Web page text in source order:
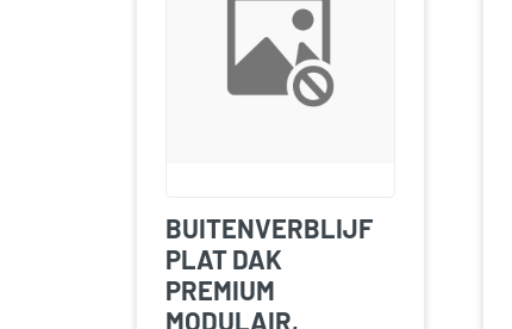
BUITENVERBLIJF
PLAT DAK
PREMIUM
MODULAIR,